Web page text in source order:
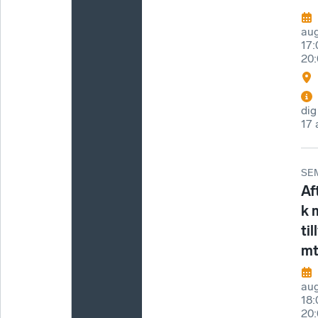
17
k